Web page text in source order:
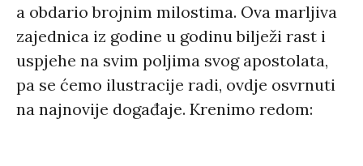
a obdario brojnim milostima. Ova marljiva
zajednica iz godine u godinu bilježi rast i
uspjehe na svim poljima svog apostolata,
pa se ćemo ilustracije radi, ovdje osvrnuti
na najnovije događaje. Krenimo redom: